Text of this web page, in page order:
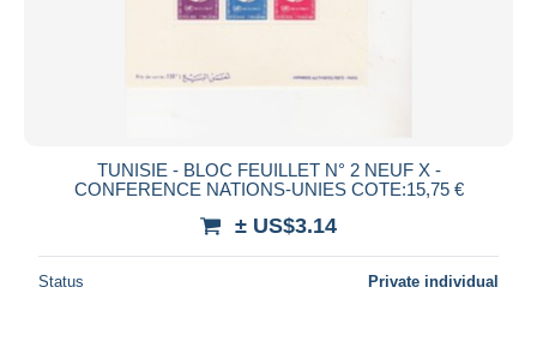
Submit
TUNISIE - BLOC FEUILLET N° 2 NEUF X -
CONFERENCE NATIONS-UNIES COTE:15,75 €
± US$3.14
Status Private individual